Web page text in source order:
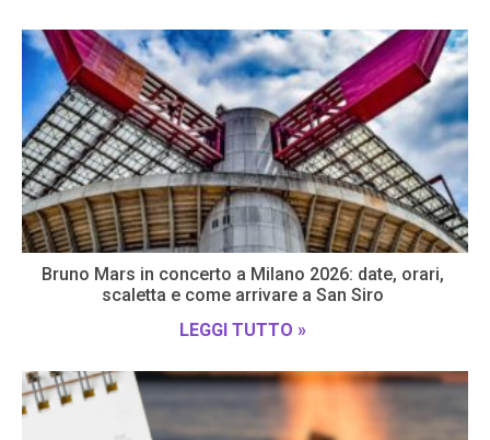
Bruno Mars in concerto a Milano 2026: date, orari,
scaletta e come arrivare a San Siro
LEGGI TUTTO »